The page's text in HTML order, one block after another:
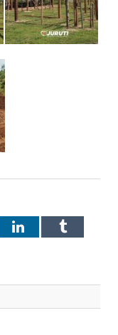
LinkedInTumblr